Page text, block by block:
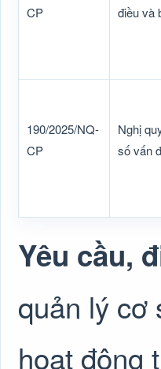
CP
điều và
190/2025/NQ-
CP
Nghị
số vấn
Yêu cầu,
quản lý cơ
hoạt động